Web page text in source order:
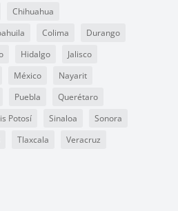
Chihuahua
Colima
Durango
Hidalgo
Jalisco
México
Nayarit
Puebla
Querétaro
Potosí Sinaloa
Sonora
Tlaxcala
Veracruz